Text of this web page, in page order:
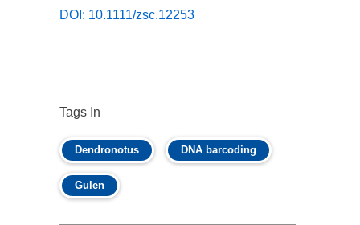
DOI: 10.1111/zsc.12253
Tags In
Dendronotus DNA barcoding
Gulen